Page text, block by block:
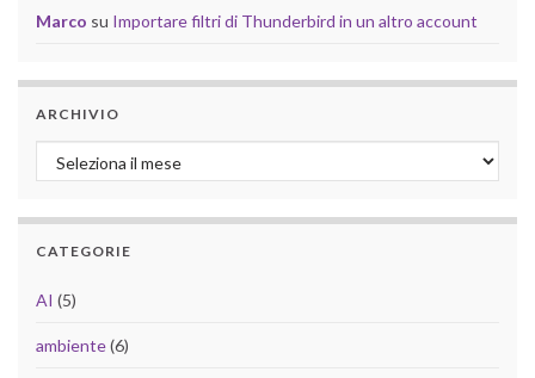
Marco su Importare filtri di Thunderbird in un altro account
ARCHIVIO
Archivio
CATEGORIE
AI (5)
ambiente(6)